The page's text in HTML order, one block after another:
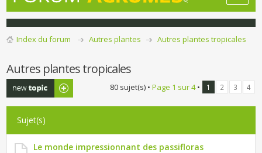
Index du forum Autres plantes Autres plantes tropicales
Autres plantes tropicales
Publier un
nouveau sujet
80 sujet(s) • Page 1 sur4• 1 2 3 4
Sujet(s)
Le monde impressionnant des passifloras